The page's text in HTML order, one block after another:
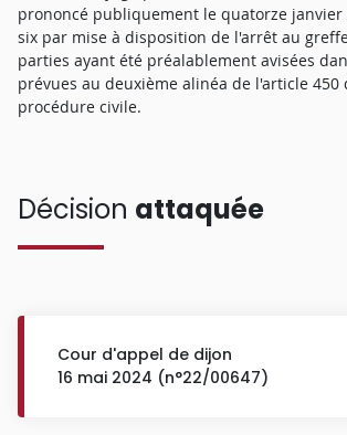
prononcé publiquement le quatorze
six par mise à disposition de l'arrêt au
parties ayant été préalablement avisées
prévues au deuxième alinéa de l'article 450
procédure civile.
Décision attaquée
Cour d'appel de dijon
16 mai 2024 (n°22/00647)